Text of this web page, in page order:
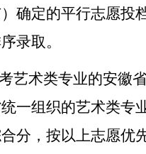
）确定的平行志愿投
录取。
艺术类专业的安徽
一组织的艺术类专
分，按以上志愿优